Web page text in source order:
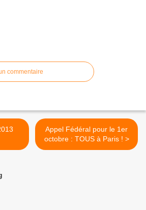
commentaire
Appel Fédéral pour le 1er
octobre : TOUS à Paris ! >